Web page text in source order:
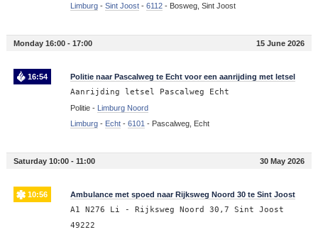
Limburg- Sint Joost- 6112- Bosweg, Sint Joost
Monday 16:00 - 17:00 15 June 2026
16:54 Politie naar Pascalweg te Echt voor een aanrijding met letsel
Aanrijding letsel Pascalweg Echt
Politie - Limburg Noord
Limburg- Echt- 6101 - Pascalweg, Echt
Saturday 10:00 - 11:00 30 May 2026
10:56 Ambulance met spoed naar Rijksweg Noord 30 te Sint Joost
A1 N276 Li - Rijksweg Noord 30,7 Sint Joost
49222